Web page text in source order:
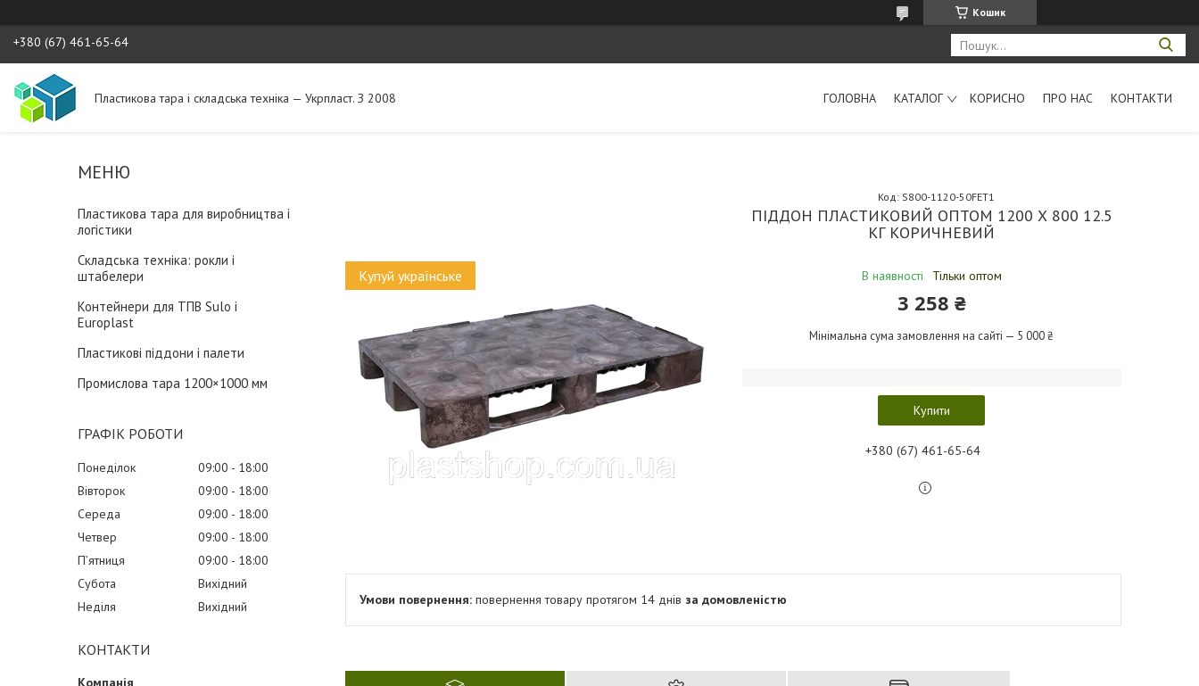
Кошик
+380 (67) 461-65-64
Пластикова тара і складська техніка — Укрпласт. З 2008 ГОЛОВНА КАТАЛОГ КОРИСНО ПРО НАС КОНТАКТИ
Пластикова тара для виробництва і
логістики
Складська техніка: рокли і
штабелери
Контейнери для ТПВ Sulo і
Europlast
Пластикові піддони і палети
Промислова тара 1200×1000 мм
ГРАФІК РОБОТИ
Понеділок 09:00
18:00
Вівторок
09:00
18:00
Середа
09:00
18:00
Четвер
09:00
18:00
Пʼятниця
09:00
18:00
Субота
Вихідний
Неділя
Вихідний
КОНТАКТИ
Купуй українське
ПІДДОН ПЛАСТИКОВИЙ ОПТОМ 1200 Х 800 12.5
КГ КОРИЧНЕВИЙ
В наявності Тільки оптом
Код: S800-1120-50FET1
3 258 ₴
Мінімальна сума замовлення на сайті — 5 000 ₴
Купити
+380 (67) 461-65-64
повернення товару протягом 14 днів за домовленістю